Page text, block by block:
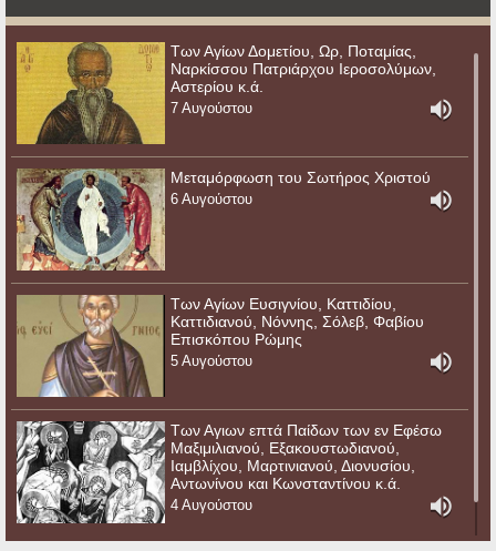
Των Αγίων Δομετίου, Ωρ, Ποταμίας,
Ναρκίσσου Πατριάρχου Ιεροσολύμων,
Αστερίου κ.ά.
7 Αυγούστου
Μεταμόρφωση του Σωτήρος Χριστού
6 Αυγούστου
Των Αγίων Ευσιγνίου, Καττιδίου,
Καττιδιανού, Νόννης, Σόλεβ, Φαβίου
Επισκόπου Ρώμης
5 Αυγούστου
Των Αγιων επτά Παίδων των εν Εφέσω
Μαξιμιλιανού, Εξακουστωδιανού,
Ιαμβλίχου, Μαρτινιανού, Διονυσίου,
Αντωνίνου και Κωνσταντίνου κ.ά.
4 Αυγούστου